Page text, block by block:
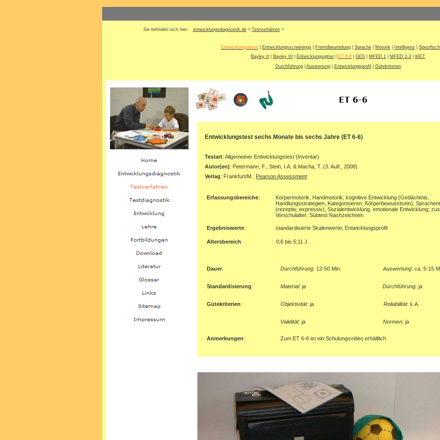
Sie befinden sich hier: entwicklungsdiagnostik.de> Testverfahren>
Entwicklungstests Entwicklungsscreenings Fremdbeurteilung Sprache Motorik Intelligenz
Bayley II
Bayley III Entwicklungsgitter ET 6-6 GES MFED 1 MFED 2-3
WET
Durchführung| Auswertung| Entwicklungsprofil Gütekriterien
Entwicklungstest sechs Monate bis sechs Jahre (ET 6-6)
Testart: Allgemeiner Entwicklungstest (Inventar)
Autor(en): Petermann, F., Stein, I.A. & Macha, T. (3. Aufl., 2008)
Verlag: Frankfurt/M.: Pearson Assessment
Erfassungsbereiche:
Körpermotorik, Handmotorik, kognitive Entwicklung (Gedächtnis,
Handlungsstrategien, Kategorisieren, Körperbewusstsein);
(rezeptiv, expressiv), Sozialentwicklung, emotionale Entwicklung;
Vorschulalter: Subtest Nachzeichnen.
Ergebniswerte: standardisierte Skalenwerte; Entwicklungsprofil
Altersbereich: 0;6 bis 5;11 J.
Dauer: Durchführung: 12-50 Min. Auswertung: ca. 5-15
Standardisierung: Material: ja Durchführung: ja
Gütekriterien: Objektivität: ja Reliabilität: k.A.
Validität: ja Normen: ja
Anmerkungen: Zum ET 6-6 ist ein Schulungsvideo erhältlich